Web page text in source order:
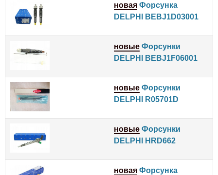
новая Форсунка
DELPHI BEBJ1D03001
новые Форсунки
DELPHI BEBJ1F06001
новые Форсунки
DELPHI R05701D
новые Форсунки
DELPHI HRD662
новая Форсунка